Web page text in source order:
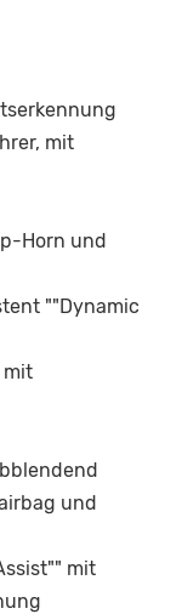
mit
Horn und
""Dynamic
mit
und
mit